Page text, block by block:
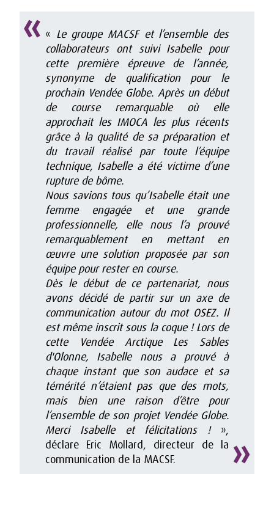
« Le groupe MACSF et l’ensemble des
collaborateurs ont suivi Isabelle pour
cette première épreuve de l’année,
synonyme de qualification pour le
prochain Vendée Globe. Après un début
de course remarquable où elle
approchait les IMOCA les plus récents
grâce à la qualité de sa préparation et
du travail réalisé par toute l’équipe
technique, Isabelle a été victime d’une
rupture de bôme.
Nous savions tous qu’Isabelle était une
femme engagée et une grande
professionnelle, elle nous l’a prouvé
remarquablement en mettant en
œuvre une solution proposée par son
équipe pour rester en course.
Dès le début de ce partenariat, nous
avons décidé de partir sur un axe de
communication autour du mot OSEZ. Il
est même inscrit sous la coque ! Lors de
cette Vendée Arctique Les Sables
d'Olonne, Isabelle nous a prouvé à
chaque instant que son audace et sa
témérité n’étaient pas que des mots,
mais bien une raison d’être pour
l’ensemble de son projet Vendée Globe.
Merci Isabelle et félicitations !»,
déclare Eric Mollard, directeur de la
communication de la MACSF.